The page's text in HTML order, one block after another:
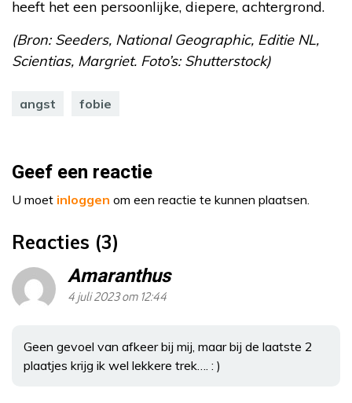
heeft het een persoonlijke, diepere, achtergrond.
(Bron: Seeders, National Geographic, Editie NL,
Scientias, Margriet. Foto’s: Shutterstock)
angst fobie
Geef een reactie
U moet inloggen om een reactie te kunnen plaatsen.
Reacties (3)
Amaranthus
4 juli 2023 om 12:44
Geen gevoel van afkeer bij mij, maar bij de laatste 2
plaatjes krijg ik wel lekkere trek…. : )